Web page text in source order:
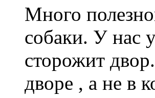
Много
собаки. У нас
сторожит
дворе , а не в